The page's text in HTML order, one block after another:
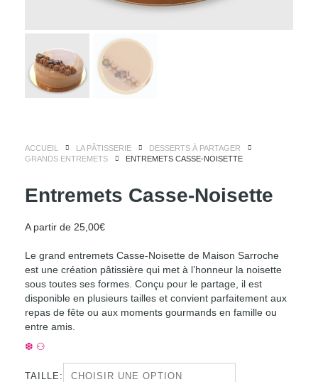
ACCUEIL LA PÂTISSERIE
DESSERTS À PARTAGER
GRANDS ENTREMETS
ENTREMETS CASSE-NOISETTE
Entremets Casse-Noisette
A partir de 25,00€
Le grand entremets Casse-Noisette de Maison Sarroche
est une création pâtissière qui met à l’honneur la noisette
sous toutes ses formes. Conçu pour le partage, il est
disponible en plusieurs tailles et convient parfaitement aux
repas de fête ou aux moments gourmands en famille ou
entre amis.
❆ ⚇
TAILLE: